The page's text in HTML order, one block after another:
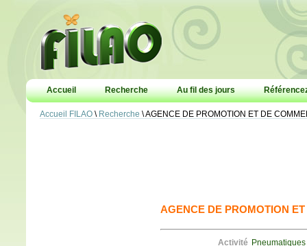
Accueil Recherche Au fil des jours
Accueil FILAO \ Recherche \ AGENCE DE PROMOTION ET DE
AGENCE DE PROMOTION
Activité